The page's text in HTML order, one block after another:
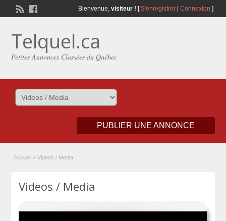
Bienvenue, visiteur ! [S'enregistrer| Connexion ]
Telquel.ca
Petites Annonces Classées du Québec
PUBLIER UNE ANNONCE
Accueil » Videos / Media
Videos / Media